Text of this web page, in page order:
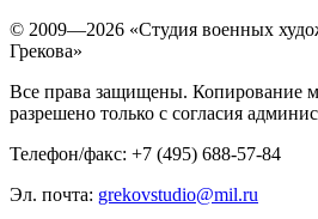
© 2009—2026 «Студия военных
Грекова»
Все права защищены. Копирование
разрешено только с согласия
Телефон/факс: +7 (495) 688-57-84
Эл. почта: grekovstudio@mil.ru